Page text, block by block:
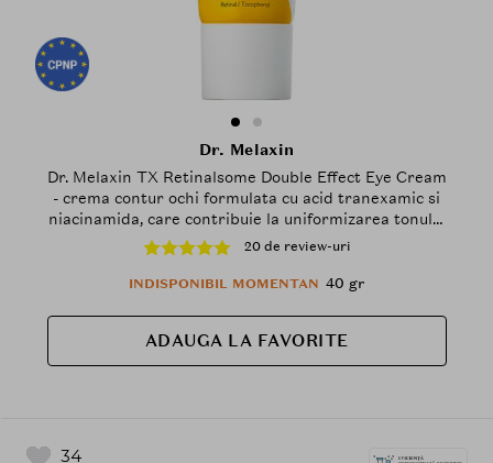
Dr. Melaxin
Dr. Melaxin TX Retinalsome Double Effect Eye Cream
- crema contur ochi formulata cu acid tranexamic si
niacinamida, care contribuie la uniformizarea tonului
pielii si la reducerea aspectului cearcanelor
pigmentare - 40 gr
20 de review-uri
INDISPONIBIL MOMENTAN 40 gr
ADAUGA LA FAVORITE
34